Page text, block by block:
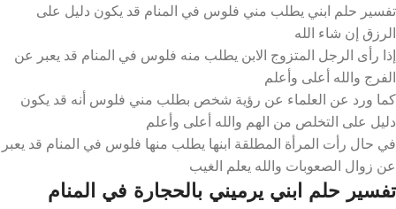
تفسير حلم ابني يطلب مني فلوس في المنام قد يكون دليل على
الرزق إن شاء الله
إذا رأى الرجل المتزوج الابن يطلب منه فلوس في المنام قد يعبر عن
الفرج والله أعلى وأعلم
كما ورد عن العلماء عن رؤية شخص بطلب مني فلوس أنه قد يكون
دليل على التخلص من الهم والله أعلى وأعلم
في حال رأت المرأة المطلقة ابنها يطلب منها فلوس في المنام قد يعبر
عن زوال الصعوبات والله يعلم الغيب
تفسير حلم ابني يرميني بالحجارة في المنام